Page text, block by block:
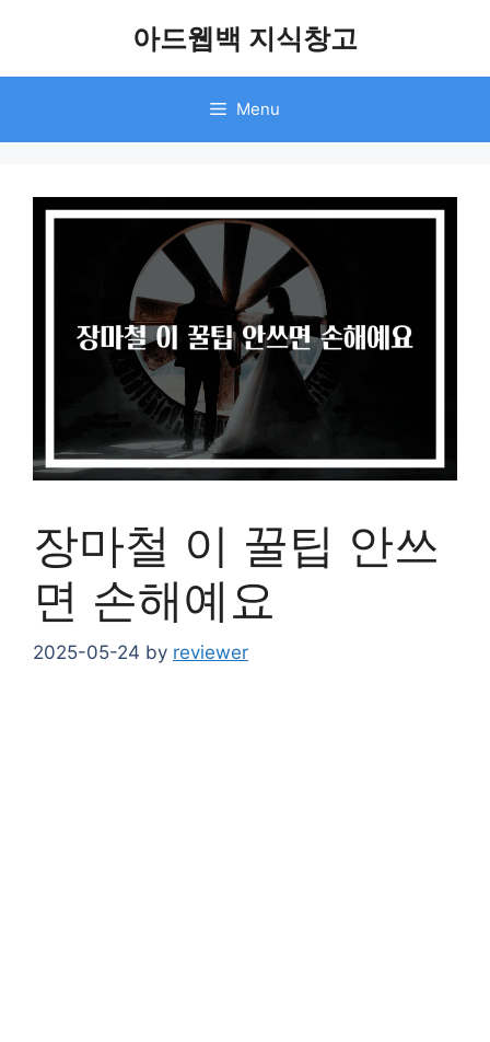
아드웹백 지식창고
Menu
장마철 이 꿀팁 안쓰
면 손해예요
2025-05-24 by reviewer